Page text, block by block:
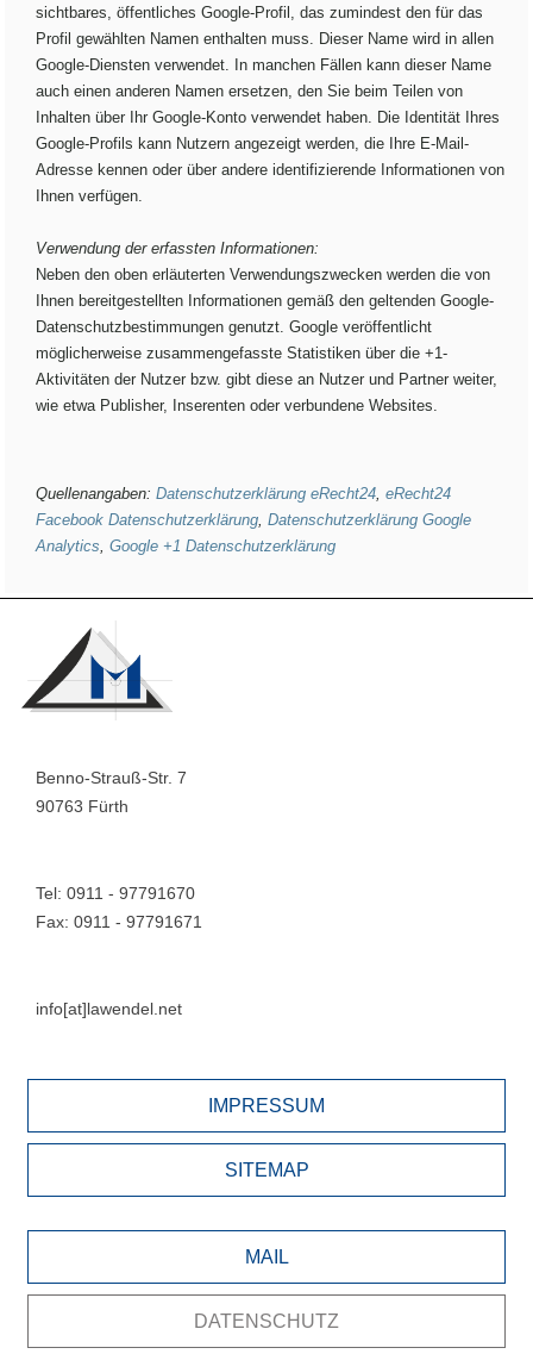
sichtbares, öffentliches Google-Profil, das zumindest den für das
Profil gewählten Namen enthalten muss. Dieser Name wird in allen
Google-Diensten verwendet. In manchen Fällen kann dieser Name
auch einen anderen Namen ersetzen, den Sie beim Teilen von
Inhalten über Ihr Google-Konto verwendet haben. Die Identität Ihres
Google-Profils kann Nutzern angezeigt werden, die Ihre E-Mail-
Adresse kennen oder über andere identifizierende Informationen von
Ihnen verfügen.
Verwendung der erfassten Informationen:
Neben den oben erläuterten Verwendungszwecken werden die von
Ihnen bereitgestellten Informationen gemäß den geltenden Google-
Datenschutzbestimmungen genutzt. Google veröffentlicht
möglicherweise zusammengefasste Statistiken über die +1-
Aktivitäten der Nutzer bzw. gibt diese an Nutzer und Partner weiter,
wie etwa Publisher, Inserenten oder verbundene Websites.
Quellenangaben:Datenschutzerklärung eRecht24 ,eRecht24
Facebook Datenschutzerklärung ,Datenschutzerklärung Google
Analytics ,Google +1 Datenschutzerklärung
Benno-Strauß-Str. 7
90763 Fürth
Tel: 0911 - 97791670
Fax: 0911 - 97791671
info[at]lawendel.net
IMPRESSUM
SITEMAP
MAIL
DATENSCHUTZ